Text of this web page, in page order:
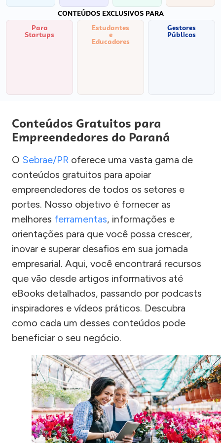
CONTEÚDOS EXCLUSIVOS PARA
Para
Startups
Estudantes
e
Educadores
Gestores
Públicos
Conteúdos Gratuitos para
Empreendedores do Paraná
O Sebrae/PR oferece uma vasta gama de
conteúdos gratuitos para apoiar
empreendedores de todos os setores e
portes. Nosso objetivo é fornecer as
melhores ferramentas, informações e
orientações para que você possa crescer,
inovar e superar desafios em sua jornada
empresarial. Aqui, você encontrará recursos
que vão desde artigos informativos até
eBooks detalhados, passando por podcasts
inspiradores e vídeos práticos. Descubra
como cada um desses conteúdos pode
beneficiar o seu negócio.